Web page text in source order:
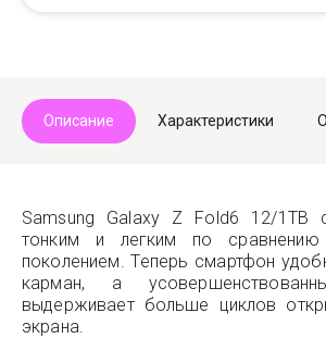
Описание Характеристики
Samsung Galaxy Z Fold6 12/1TB
тонким и легким по
поколением. Теперь смартфон
карман, а
выдерживает больше циклов
экрана.